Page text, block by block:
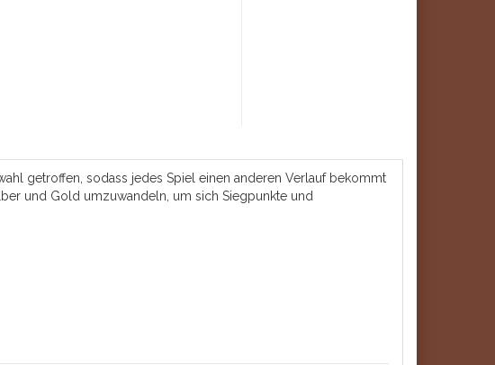
getroffen, sodass jedes Spiel einen anderen Verlauf bekommt
und Gold umzuwandeln, um sich Siegpunkte und